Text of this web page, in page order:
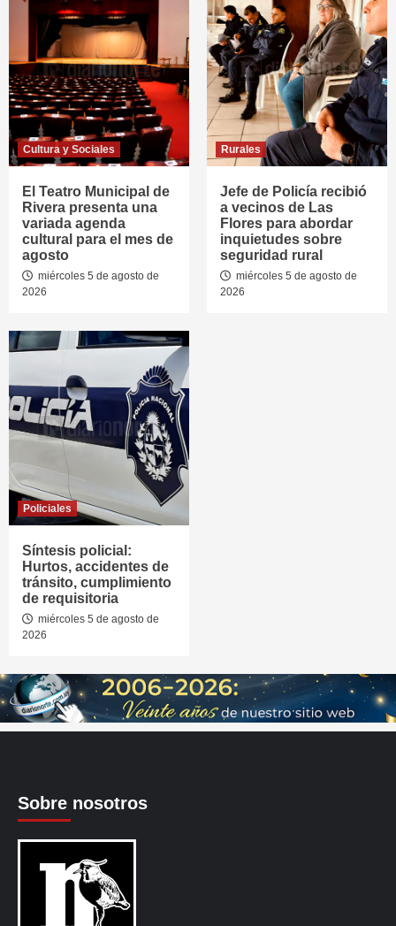
Cultura y Sociales
El Teatro Municipal de
Rivera presenta una
variada agenda
cultural para el mes de
agosto
miércoles 5 de agosto de
2026
Rurales
Jefe de Policía recibió
a vecinos de Las
Flores para abordar
inquietudes sobre
seguridad rural
miércoles 5 de agosto de
2026
Policiales
Síntesis policial:
Hurtos, accidentes de
tránsito, cumplimiento
de requisitoria
miércoles 5 de agosto de
2026
Sobre nosotros